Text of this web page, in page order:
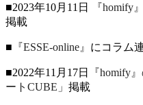
■2023年10月11日 『homify
掲載
■ 『ESSE-online』 にコラム
■2022年11月17日 『homify
ートCUBE」 掲載